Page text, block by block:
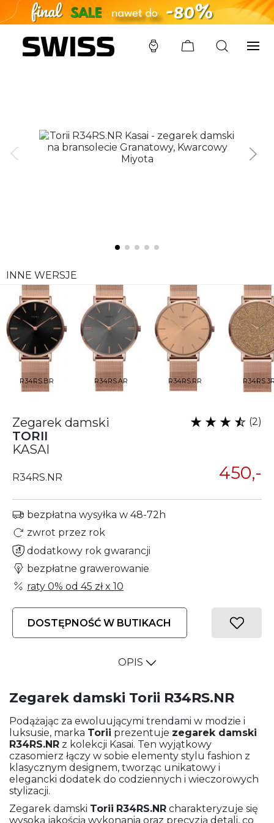
SWISS / ZEGARKI /TORII R34RS.NR
INNE WERSJE
R34RS.BR R34RS.AR R34RS.RR
Zegarek damski
TORII
KASAI
(2)
R34RS.NR 450,-
bezpłatna wysyłka w 48-72h
zwrot przez rok
dodatkowy rok gwarancji
bezpłatne grawerowanie
raty 0% od 45 złx 10
DOSTĘPNOŚĆ W BUTIKACH
OPIS
Zegarek damski Torii R34RS.NR
Podążając za ewoluującymi trendami w modzie i
luksusie, marka Torii prezentuje zegarek damski
R34RS.NR z kolekcji Kasai. Ten wyjątkowy
czasomierz łączy w sobie elementy stylu fashion z
klasycznym designem, tworząc unikatowy i
elegancki dodatek do codziennych i wieczorowych
stylizacji.
Zegarek damski Torii R34RS.NR charakteryzuje się
wysoką jakością wykonania oraz precyzją detali, co